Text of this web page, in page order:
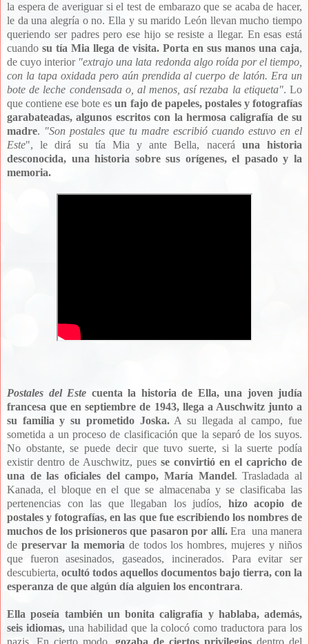
la espera de averiguar si el test de embarazo que se acaba de hacer,
le da una alegría o no. Ella y su marido León llevan mucho tiempo
queriendo ser padres pero ese hijo se resiste a llegar. En esas está
cuando su tía Mia llega de visita. Porta en sus manos una caja,
de cuyo interior "extrajo una lata redonda algo roída por el tiempo,
con la tapa oxidada pero aún prendida al cuerpo de latón. Era un
bote de leche condensada o, al menos, así rezaba la etiqueta". Lo
que contiene ese bote esun fajo de papeles, postales y fotografías
garabateadas, algunos escritos con la hermosa caligrafía de su
madre. "Son postales que tu madre escribió cuando estuvo en el
Este", le dirá su tía Mia y ante Bella, nacerá una historia
desconocida, una historia sobre sus orígenes, el pasado y la
memoria.
Postales del Este cuenta la historia de Ella, una joven judía
francesa que en septiembre de 1943, llega a Auschwitz junto a
su familia y su prometido Joska.A su llegada al campo, fue
sometida a un proceso de clasificación que la separó de los suyos.
No obstante, se puede decir que tuvo suerte, si la suerte podía
existir dentro de Auschwitz, pues se convirtió en el capricho de
una de las oficiales del campo, María Mandel. Trasladada al
Kanada, el bloque en el que se almacenaba y se clasificaba las
pertenencias con las que llegaban los judíos, hizo acopio de
postales y fotografías, en las que fue escribiendo los nombres de
muchos de los prisioneros que pasaron por allí.Era una manera
de preservar la memoria de todos los hombres, mujeres y niños
que fueron asesinados, gaseados, incinerados. Para evitar ser
descubierta, ocultó todos aquellos documentos bajo tierra, con la
esperanza de que algún día alguien los encontrara.
Ella poseía también un bonita caligrafía y hablaba, además,
seis idiomas,una habilidad que la colocó como traductora para los